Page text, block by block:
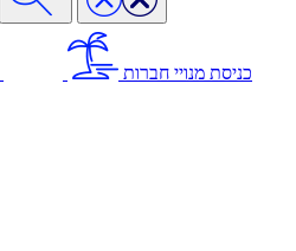
כניסת מנויי חברות